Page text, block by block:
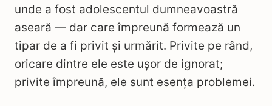
unde a fost adolescentul dumneavoastră
aseară — dar care împreună formează un
tipar de a fi privit și urmărit. Privite pe rând,
oricare dintre ele este ușor de ignorat;
privite împreună, ele sunt esența problemei.